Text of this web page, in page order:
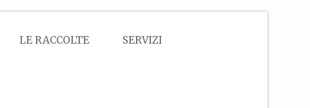
LE RACCOLTE SERVIZI